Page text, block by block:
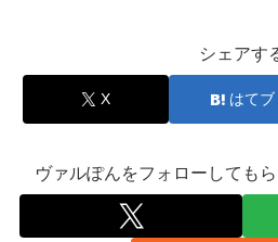
シェアす
X はてブ
ヴァルぽんをフォローしても